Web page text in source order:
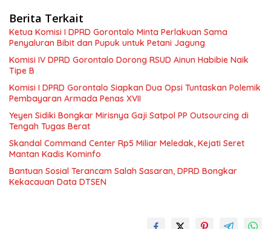
Berita Terkait
Ketua Komisi I DPRD Gorontalo Minta Perlakuan Sama
Penyaluran Bibit dan Pupuk untuk Petani Jagung
Komisi IV DPRD Gorontalo Dorong RSUD Ainun Habibie Naik
Tipe B
Komisi I DPRD Gorontalo Siapkan Dua Opsi Tuntaskan Polemik
Pembayaran Armada Penas XVII
Yeyen Sidiki Bongkar Mirisnya Gaji Satpol PP Outsourcing di
Tengah Tugas Berat
Skandal Command Center Rp5 Miliar Meledak, Kejati Seret
Mantan Kadis Kominfo
Bantuan Sosial Terancam Salah Sasaran, DPRD Bongkar
Kekacauan Data DTSEN